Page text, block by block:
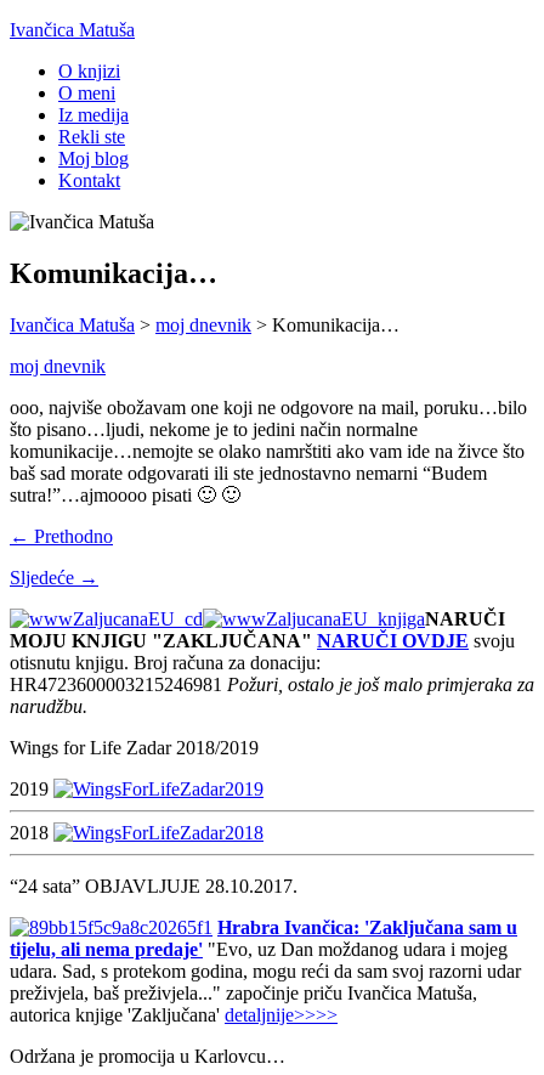
Ivančica Matuša
O knjizi
O meni
Iz medija
Rekli ste
Moj blog
Kontakt
Komunikacija…
Ivančica Matuša > moj dnevnik > Komunikacija…
moj dnevnik
ooo, najviše obožavam one koji ne odgovore na mail, poruku…bilo
što pisano…ljudi, nekome je to jedini način normalne
komunikacije…nemojte se olako namrštiti ako vam ide na živce što
baš sad morate odgovarati ili ste jednostavno nemarni “Budem
sutra!”…ajmoooo pisati 🙂 🙂
← Prethodno
Sljedeće →
NARUČI
MOJU KNJIGU "ZAKLJUČANA" NARUČI OVDJE svoju
otisnutu knjigu. Broj računa za donaciju:
HR4723600003215246981 Požuri, ostalo je još malo primjeraka za
narudžbu.
Wings for Life Zadar 2018/2019
2019
2018
“24 sata” OBJAVLJUJE 28.10.2017.
Hrabra Ivančica: 'Zaključana sam u
tijelu, ali nema predaje' "Evo, uz Dan moždanog udara i mojeg
udara. Sad, s protekom godina, mogu reći da sam svoj razorni udar
preživjela, baš preživjela..." započinje priču Ivančica Matuša,
autorica knjige 'Zaključana' detaljnije>>>>
Održana je promocija u Karlovcu…